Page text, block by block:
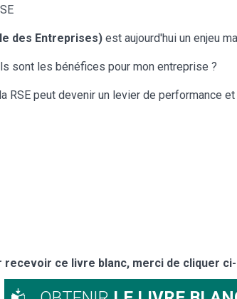
des Entreprises) est aujourd'hui un enjeu
sont les bénéfices pour mon entreprise ?
RSE peut devenir un levier de performance
recevoir ce livre blanc, merci de cliquer